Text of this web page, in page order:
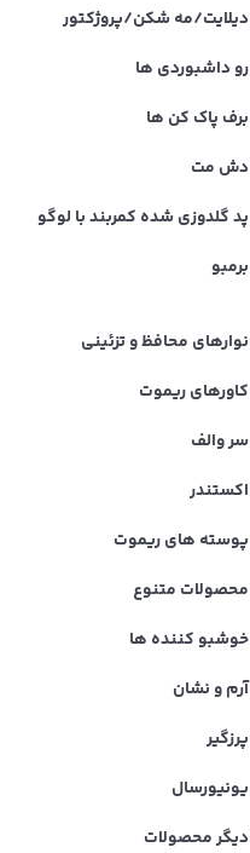
دیلایت/مه شکن/پروژکتور
رو داشبوردی ها
برف پاک کن ها
دش مت
پد گلدوزی شده کمربند با لوگو
برمبو
نوارهای محافظ و تزئینی
کاورهای ریموت
سر والف
اکستندر
پوسته های ریموت
محصولات متنوع
خوشبو کننده ها
آرم و نشان
پرزگیر
یونیورسال
دیگر محصولات